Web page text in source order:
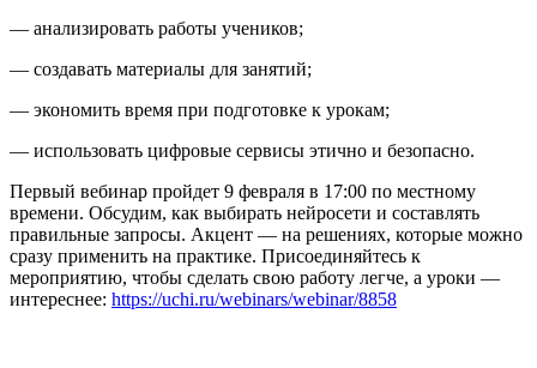
— анализировать работы учеников;
— создавать материалы для занятий;
— экономить время при подготовке к урокам;
— использовать цифровые сервисы этично и безопасно.
Первый вебинар пройдет 9 февраля в 17:00 по местному
времени. Обсудим, как выбирать нейросети и составлять
правильные запросы. Акцент — на решениях, которые можно
сразу применить на практике. Присоединяйтесь к
мероприятию, чтобы сделать свою работу легче, а уроки —
интереснее: https://uchi.ru/webinars/webinar/8858